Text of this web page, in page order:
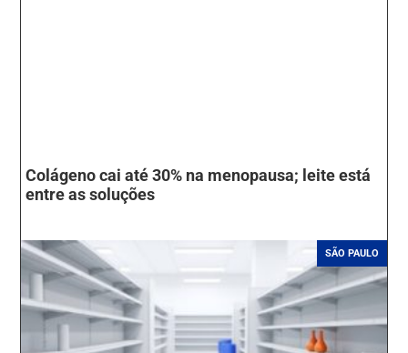
Colágeno cai até 30% na menopausa; leite está
entre as soluções
SÃO PAULO